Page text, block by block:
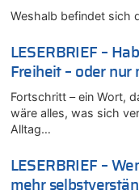
In Belgien
Tempolimit in 30er-
07.08.2026 - 13:20
In Belgien
Tempolimit in 30er-
07.08.2026 - 13:04
In Belgien
Tempolimit in 30er-
07.08.2026 - 13:01
In Belgien
Weshalb befindet sich
LESERBRIEF –
Freiheit – oder nur
Fortschritt – ein Wort,
wäre alles, was sich
Alltag…
LESERBRIEF –
mehr